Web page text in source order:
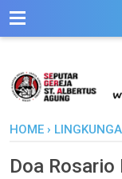
HOME ›
Doa Rosario